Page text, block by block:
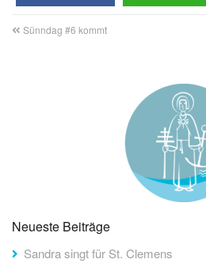
Sünndag #6 kommt
Neueste Beiträge
Sandra singt für St. Clemens